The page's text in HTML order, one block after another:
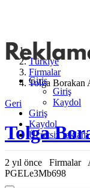
Giriş
Giriş
Kaydol
Giriş
Kaydol
Ücretsiz
Türkiye
Firmalar
Tolga Borakan
Geri
Tolga
2 yıl önce Firmalar
PGELe3Mb698